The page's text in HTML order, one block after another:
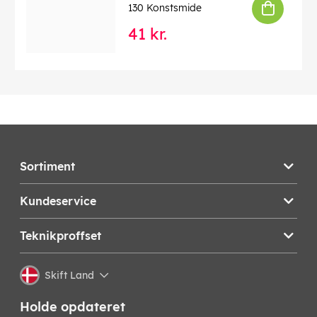
130 Konstsmide
41 kr.
Sortiment
Kundeservice
Teknikproffset
Skift Land
Holde opdateret